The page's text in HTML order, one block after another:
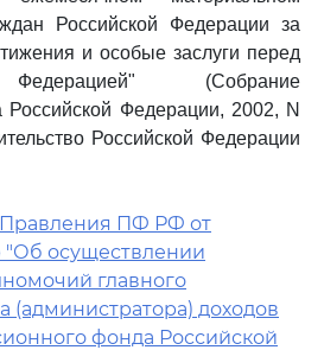
Российской Федерации за
и особые заслуги перед
(Собрание
Российской Федерации, 2002, N
Российской Федерации
ПФ РФ от
"Об осуществлении
главного
(администратора) доходов
фонда Российской